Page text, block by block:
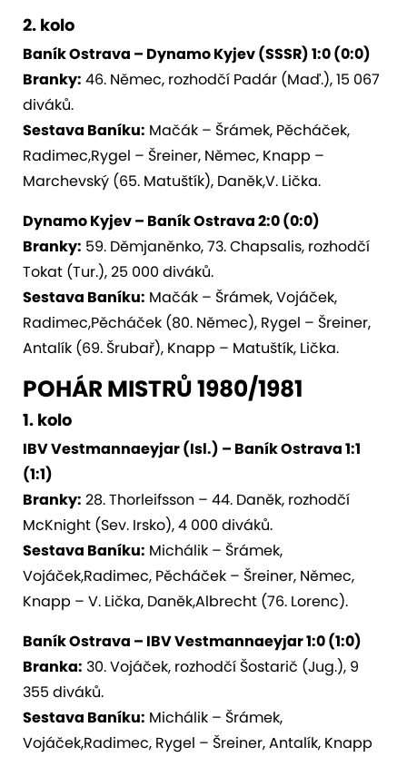
2. kolo
Baník Ostrava – Dynamo Kyjev (SSSR) 1:0 (0:0)
Branky: 46. Němec, rozhodčí Padár (Maď.), 15 067
diváků.
Sestava Baníku: Mačák – Šrámek, Pěcháček,
Radimec,Rygel – Šreiner, Němec, Knapp –
Marchevský (65. Matuštík), Daněk,V. Lička.
Dynamo Kyjev – Baník Ostrava 2:0 (0:0)
Branky: 59. Děmjaněnko, 73. Chapsalis, rozhodčí
Tokat (Tur.), 25 000 diváků.
Sestava Baníku: Mačák – Šrámek, Vojáček,
Radimec,Pěcháček (80. Němec), Rygel – Šreiner,
Antalík (69. Šrubař), Knapp – Matuštík, Lička.
POHÁR MISTRŮ 1980/1981
1. kolo
IBV Vestmannaeyjar (Isl.) – Baník Ostrava 1:1
(1:1)
Branky: 28. Thorleifsson – 44. Daněk, rozhodčí
McKnight (Sev. Irsko), 4 000 diváků.
Sestava Baníku: Michálik – Šrámek,
Vojáček,Radimec, Pěcháček – Šreiner, Němec,
Knapp – V. Lička, Daněk,Albrecht (76. Lorenc).
Baník Ostrava – IBV Vestmannaeyjar 1:0 (1:0)
Branka: 30. Vojáček, rozhodčí Šostarič (Jug.), 9
355 diváků.
Sestava Baníku: Michálik – Šrámek,
Vojáček,Radimec, Rygel – Šreiner, Antalík, Knapp